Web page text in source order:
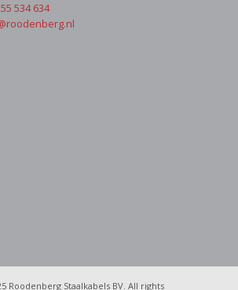
534 634
Roodenberg Staalkabels BV. All rights